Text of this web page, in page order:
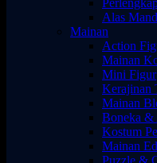
Alas
Mainan
Action
Mainan
Mini Figur
Kerajinan
Mainan
Boneka &
Kostum
Mainan
Puzzle &